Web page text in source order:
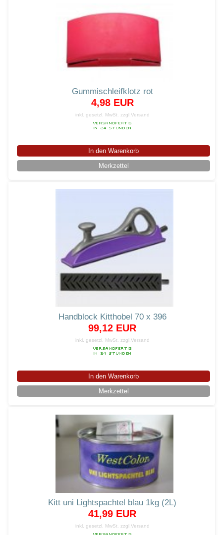
Gummischleifklotz rot
4,98 EUR
inkl. gesetzl. MwSt. zzgl.Versand
In den Warenkorb
Merkzettel
Handblock Kitthobel 70 x 396
99,12 EUR
inkl. gesetzl. MwSt. zzgl.Versand
In den Warenkorb
Merkzettel
Kitt uni Lightspachtel blau 1kg (2L)
41,99 EUR
inkl. gesetzl. MwSt. zzgl.Versand